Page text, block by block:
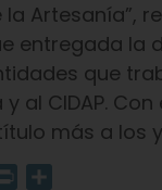
la Artesanía”,
entregada la
que
al CIDAP.
más a los
Print